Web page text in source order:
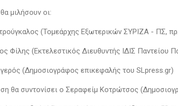
μιλήσουν οι:
(Τομεάρχης Εξωτερικών ΣΥΡΙΖΑ - ΠΣ,
Φίλης (Εκτελεστικός Διευθυντής ΙΔΙΣ Παντείου
(Δημοσιογράφος επικεφαλής του SLpress.gr)
θα συντονίσει ο Σεραφείμ Κοτρώτσος